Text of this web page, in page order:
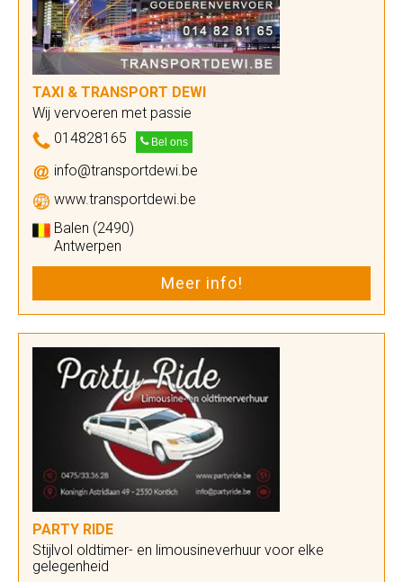
TAXI & TRANSPORT DEWI
Wij vervoeren met passie
014828165
Bel ons
info@transportdewi.be
www.transportdewi.be
Balen (2490)
Antwerpen
Meer info!
PARTY RIDE
Stijlvol oldtimer- en limousineverhuur voor elke
gelegenheid